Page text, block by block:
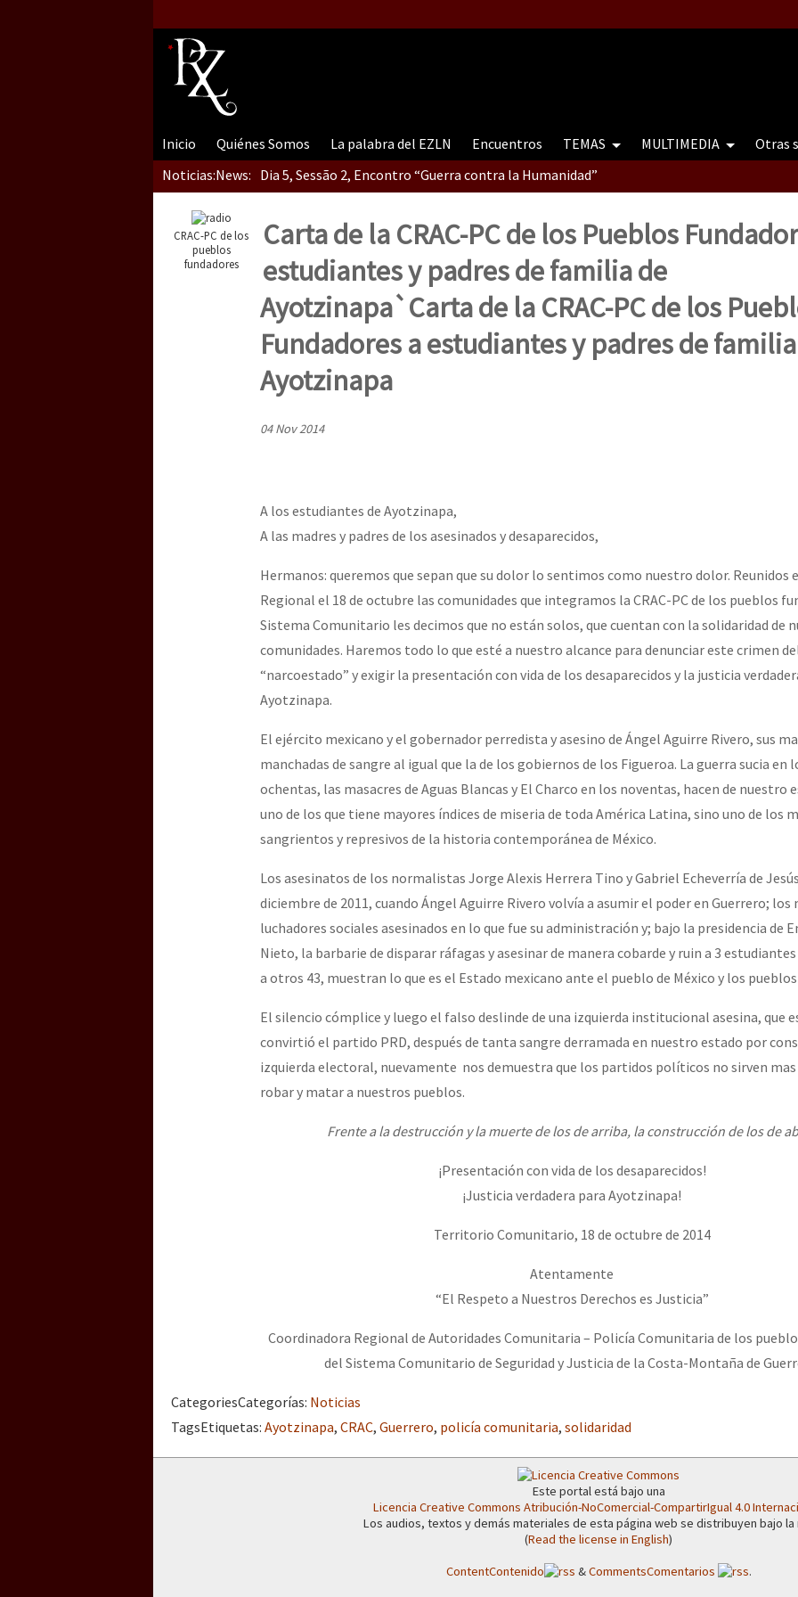
Inicio Quiénes Somos La palabra del EZLN Encuentros TEMAS MULTIMEDIA Otras
Noticias:News: Dia 5, Sessão 2, Encontro “Guerra contra la Humanidad”
Dia 5, sessão 1, do Encontro “Guerra contra a Humanidade”(As populações e a natureza
Dia 4 – Encontro “Guerra contra a Humanidade” (As populações e a natureza sob cerco)
Dia 3 do Encontro “Guerra contra a Humanidade”
[CDMX – 20 julio] Jornadas globales por la libertad de Jesús Plácido Galindo y el alto a la
“Sonhando a Terra do Bem Virá” se publica no Estado Espanhol
CRAC-PC de los
pueblos
fundadores
Carta de la CRAC-PC de los Pueblos
estudiantes y padres de familia de
Ayotzinapa`Carta de la CRAC-PC de los
Fundadores a estudiantes y padres de
Ayotzinapa
04 Nov 2014
A los estudiantes de Ayotzinapa,
A las madres y padres de los asesinados y desaparecidos,
Hermanos: queremos que sepan que su dolor lo sentimos como nuestro dolor. Reunidos
Regional el 18 de octubre las comunidades que integramos la CRAC-PC de los pueblos
Sistema Comunitario les decimos que no están solos, que cuentan con la solidaridad de
comunidades. Haremos todo lo que esté a nuestro alcance para denunciar este crimen
“narcoestado” y exigir la presentación con vida de los desaparecidos y la justicia
Ayotzinapa.
El ejército mexicano y el gobernador perredista y asesino de Ángel Aguirre Rivero, sus
manchadas de sangre al igual que la de los gobiernos de los Figueroa. La guerra sucia en
ochentas, las masacres de Aguas Blancas y El Charco en los noventas, hacen de nuestro
uno de los que tiene mayores índices de miseria de toda América Latina, sino uno de los
sangrientos y represivos de la historia contemporánea de México.
Los asesinatos de los normalistas Jorge Alexis Herrera Tino y Gabriel Echeverría de
diciembre de 2011, cuando Ángel Aguirre Rivero volvía a asumir el poder en Guerrero; los
luchadores sociales asesinados en lo que fue su administración y; bajo la presidencia de
Nieto, la barbarie de disparar ráfagas y asesinar de manera cobarde y ruin a 3
a otros 43, muestran lo que es el Estado mexicano ante el pueblo de México y los
El silencio cómplice y luego el falso deslinde de una izquierda institucional asesina, que
convirtió el partido PRD, después de tanta sangre derramada en nuestro estado por
izquierda electoral, nuevamente nos demuestra que los partidos políticos no sirven mas
robar y matar a nuestros pueblos.
Frente a la destrucción y la muerte de los de arriba, la construcción de los de
¡Presentación con vida de los desaparecidos!
¡Justicia verdadera para Ayotzinapa!
Territorio Comunitario, 18 de octubre de 2014
Atentamente
“El Respeto a Nuestros Derechos es Justicia”
Coordinadora Regional de Autoridades Comunitaria – Policía Comunitaria de los
del Sistema Comunitario de Seguridad y Justicia de la Costa-Montaña de
CategoriesCategorías: Noticias
TagsEtiquetas: Ayotzinapa, CRAC, Guerrero, policía comunitaria, solidaridad
Este portal está bajo una
Licencia Creative Commons Atribución-NoComercial-CompartirIgual 4.0
Los audios, textos y demás materiales de esta página web se distribuyen bajo la
(Read the license in English)
ContentContenido &CommentsComentarios .